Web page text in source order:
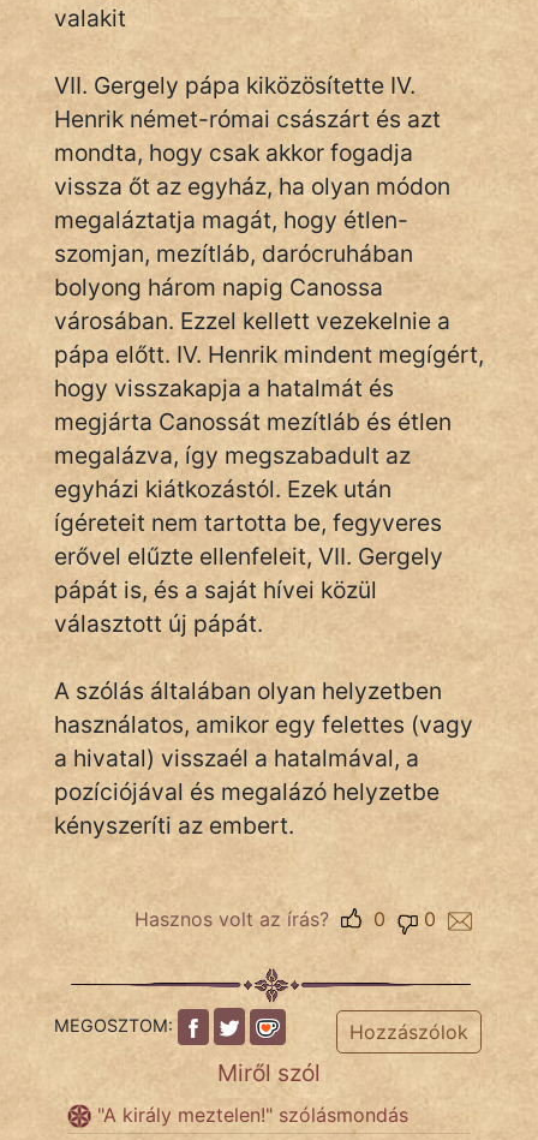
IRODALOM
SZÓLÁS
És
KÖZMONDÁS
PSZICHO
ZENE
FILM
ÉLETMÓD
MAGYARSÁG
És
TÖRTÉNELEM
Népszerű szerzőink:
cinege
fantom
Hunor
Jób Gedeon
vörös ördög
NapHold
valakit
VII. Gergely pápa kiközösítette IV.
Henrik német-római császárt és azt
mondta, hogy csak akkor fogadja
vissza őt az egyház, ha olyan módon
megaláztatja magát, hogy étlen-
szomjan, mezítláb, darócruhában
bolyong három napig Canossa
városában. Ezzel kellett vezekelnie a
pápa előtt. IV. Henrik mindent megígért,
hogy visszakapja a hatalmát és
megjárta Canossát mezítláb és étlen
megalázva, így megszabadult az
egyházi kiátkozástól. Ezek után
ígéreteit nem tartotta be, fegyveres
erővel elűzte ellenfeleit, VII. Gergely
pápát is, és a saját hívei közül
választott új pápát.
A szólás általában olyan helyzetben
használatos, amikor egy felettes (vagy
a hivatal) visszaél a hatalmával, a
pozíciójával és megalázó helyzetbe
kényszeríti az embert.
Hasznos volt az írás? 0
0
MEGOSZTOM: Hozzászólok
Miről szól
"A király meztelen!" szólásmondás